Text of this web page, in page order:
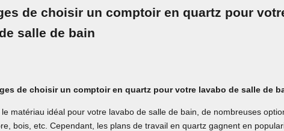
de choisir un comptoir en quartz pour
salle de bain
de choisir un comptoir en quartz pour votre lavabo de salle de
le matériau idéal pour votre lavabo de salle de bain, de nombreuses
bois, etc. Cependant, les plans de travail en quartz gagnent en